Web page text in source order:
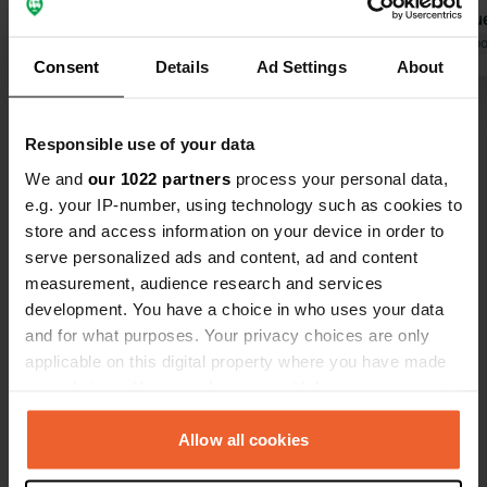
Consent Details Ad Settings About
Responsible use of your data
We and our 1022 partners process your personal data,
e.g. your IP-number, using technology such as cookies to
store and access information on your device in order to
serve personalized ads and content, ad and content
measurement, audience research and services
development. You have a choice in who uses your data
and for what purposes. Your privacy choices are only
applicable on this digital property where you have made
any time from the Cookie Declaration or by clicking on
the Privacy trigger icon.Allow all cookies
Malgré tout, un endroit agréable ;
nous étions les seuls clients. On peut
à cet effet dans la cuisine.
Traduit par
Es-tu déjà venu ici ?
Contact
Engestoftevej 5